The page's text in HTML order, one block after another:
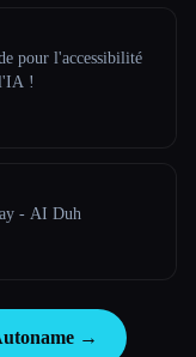
pour l'accessibilité
!
- AI Duh
→